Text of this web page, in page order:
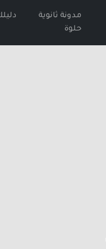
مدونة ثانوية
حلوة